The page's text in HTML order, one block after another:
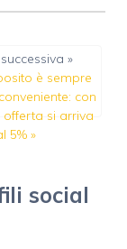
»
è sempre
con
si arriva
5%»
social